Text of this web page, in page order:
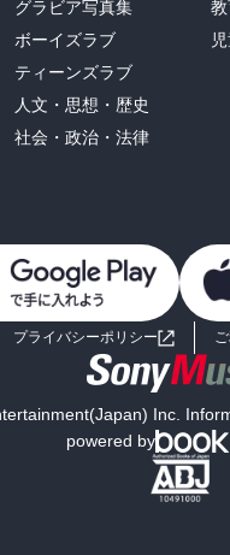
グラビア写真集
ボーイズラブ
ティーンズラブ
人文・思想・歴史
社会・政治・法律
プライバシーポリシー
Inc.
powered by